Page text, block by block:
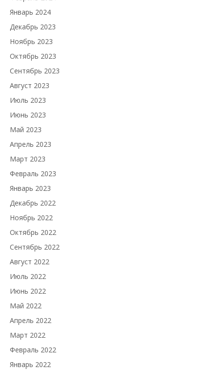
Январь 2024
Декабрь 2023
Ноябрь 2023
Октябрь 2023
Сентябрь 2023
Август 2023
Июль 2023
Июнь 2023
Май 2023
Апрель 2023
Март 2023
Февраль 2023
Январь 2023
Декабрь 2022
Ноябрь 2022
Октябрь 2022
Сентябрь 2022
Август 2022
Июль 2022
Июнь 2022
Май 2022
Апрель 2022
Март 2022
Февраль 2022
Январь 2022